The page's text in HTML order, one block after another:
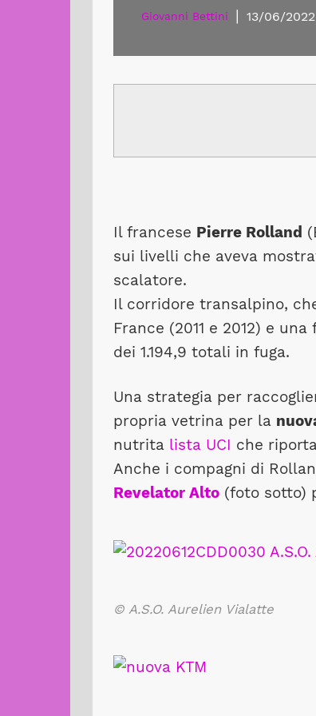
Giovanni Bettini | 13/06/2022
Il francese Pierre Rolland
sui livelli che aveva
scalatore.
Il corridore transalpino,
France (2011 e 2012) e
dei 1.194,9 totali in fuga.
Una strategia per
propria vetrina per la
nutrita lista UCI che
Anche i compagni di
Revelator Alto (foto sotto)
© A.S.O. Aurelien Vialatte